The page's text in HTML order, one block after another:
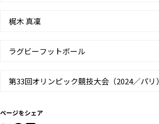
梶木 真凜
ラグビーフットボール
第33回オリンピック競技大会（2024／パリ）
ページをシェア